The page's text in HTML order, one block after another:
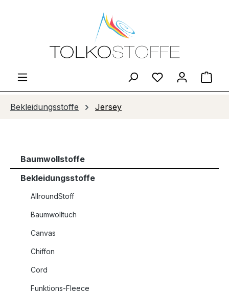
Zum Hauptinhalt springen
Du hast 0
Bekleidungsstoffe Jersey
Baumwollstoffe
Bekleidungsstoffe
AllroundStoff
Baumwolltuch
Canvas
Chiffon
Cord
Funktions-Fleece